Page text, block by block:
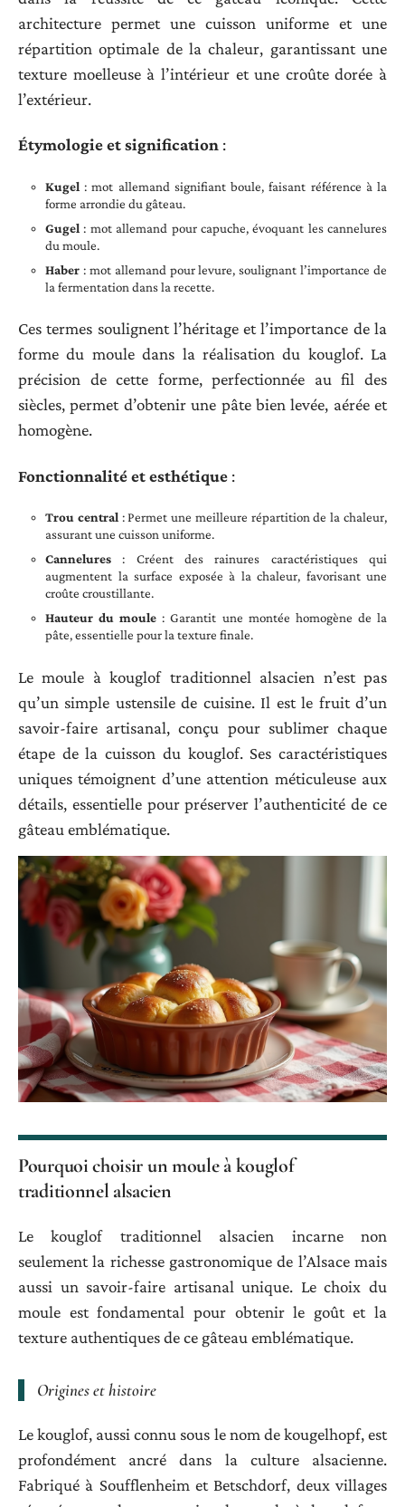
architecture permet une cuisson uniforme et une
répartition optimale de la chaleur, garantissant une
texture moelleuse à l’intérieur et une croûte dorée à
l’extérieur.
Étymologie et signification :
Kugel : mot allemand signifiant boule, faisant référence à la
forme arrondie du gâteau.
Gugel : mot allemand pour capuche, évoquant les cannelures
du moule.
Haber : mot allemand pour levure, soulignant l’importance de
la fermentation dans la recette.
Ces termes soulignent l’héritage et l’importance de la
forme du moule dans la réalisation du kouglof. La
précision de cette forme, perfectionnée au fil des
siècles, permet d’obtenir une pâte bien levée, aérée et
homogène.
Fonctionnalité et esthétique :
Trou central: Permet une meilleure répartition de la chaleur,
assurant une cuisson uniforme.
Cannelures : Créent des rainures caractéristiques qui
augmentent la surface exposée à la chaleur, favorisant une
croûte croustillante.
Hauteur du moule : Garantit une montée homogène de la
pâte, essentielle pour la texture finale.
Le moule à kouglof traditionnel alsacien n’est pas
qu’un simple ustensile de cuisine. Il est le fruit d’un
savoir-faire artisanal, conçu pour sublimer chaque
étape de la cuisson du kouglof. Ses caractéristiques
uniques témoignent d’une attention méticuleuse aux
détails, essentielle pour préserver l’authenticité de ce
gâteau emblématique.
Pourquoi choisir un moule à kouglof
traditionnel alsacien
Le kouglof traditionnel alsacien incarne non
seulement la richesse gastronomique de l’Alsace mais
aussi un savoir-faire artisanal unique. Le choix du
moule est fondamental pour obtenir le goût et la
texture authentiques de ce gâteau emblématique.
Origines et histoire
Le kouglof, aussi connu sous le nom de kougelhopf, est
profondément ancré dans la culture alsacienne.
Fabriqué à Soufflenheim et Betschdorf, deux villages